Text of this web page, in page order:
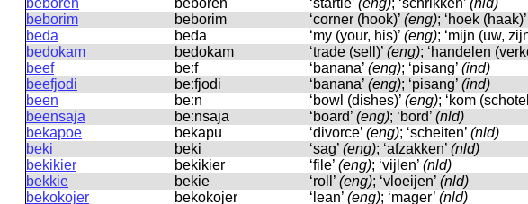
beboren
beboren ‘startle’ (eng); ‘schrikken’ (nld)
beborim
beborim ‘corner (hook)’ (eng); ‘hoek (haak)’
beda
beda ‘my (your, his)’ (eng); ‘mijn (uw,
bedokam
bedokam ‘trade (sell)’ (eng); ‘handelen
beef
beːf ‘banana’ (eng); ‘pisang’ (ind)
beefjodi
beːfjodi ‘banana’ (eng); ‘pisang’ (ind)
been
beːn ‘bowl (dishes)’ (eng); ‘kom
beensaja
beːnsaja ‘board’ (eng); ‘bord’ (nld)
bekapoe
bekapu ‘divorce’ (eng); ‘scheiten’ (nld)
beki
beki ‘sag’ (eng); ‘afzakken’ (nld)
bekikier
bekikier ‘file’ (eng); ‘vijlen’ (nld)
bekkie
bekie ‘roll’ (eng); ‘vloeijen’ (nld)
bekokojer
bekokojer ‘lean’ (eng); ‘mager’ (nld)